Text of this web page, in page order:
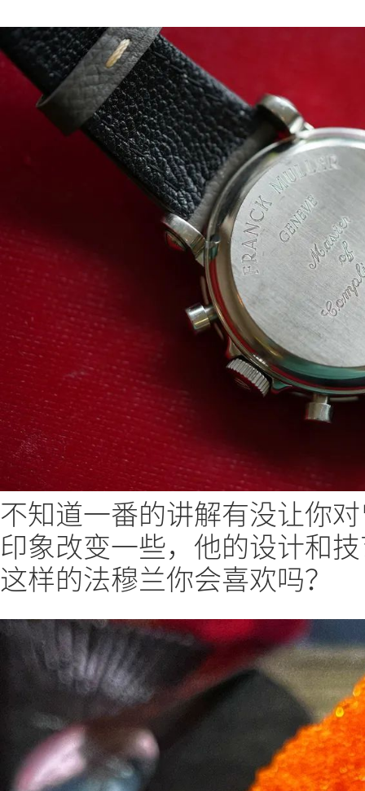
不知道一番的讲解有没让你
印象改变一些，他的设计和
这样的法穆兰你会喜欢吗？